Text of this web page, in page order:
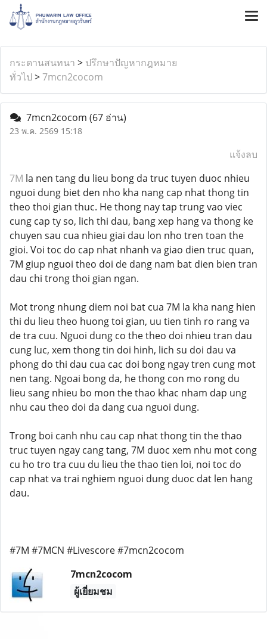
กระดานสนทนา > ปรึกษาปัญหากฎหมาย
ทั่วไป >7mcn2cocom
7mcn2cocom (67 อ่าน)
23 พ.ค. 2569 15:18
แจ้งลบ
7M la nen tang du lieu bong da truc tuyen duoc nhieu
nguoi dung biet den nho kha nang cap nhat thong tin
theo thoi gian thuc. He thong nay tap trung vao viec
cung cap ty so, lich thi dau, bang xep hang va thong ke
chuyen sau cua nhieu giai dau lon nho tren toan the
gioi. Voi toc do cap nhat nhanh va giao dien truc quan,
7M giup nguoi theo doi de dang nam bat dien bien tran
dau chi trong thoi gian ngan.
Mot trong nhung diem noi bat cua 7M la kha nang hien
thi du lieu theo huong toi gian, uu tien tinh ro rang va
de tra cuu. Nguoi dung co the theo doi nhieu tran dau
cung luc, xem thong tin doi hinh, lich su doi dau va
phong do thi dau cua cac doi bong ngay tren cung mot
nen tang. Ngoai bong da, he thong con mo rong du
lieu sang nhieu bo mon the thao khac nham dap ung
nhu cau theo doi da dang cua nguoi dung.
Trong boi canh nhu cau cap nhat thong tin the thao
truc tuyen ngay cang tang, 7M duoc xem nhu mot cong
cu ho tro tra cuu du lieu the thao tien loi, noi toc do
cap nhat va trai nghiem nguoi dung duoc dat len hang
dau.
#7M #7MCN #Livescore #7mcn2cocom
7mcn2cocom
ผู้เยี่ยมชม